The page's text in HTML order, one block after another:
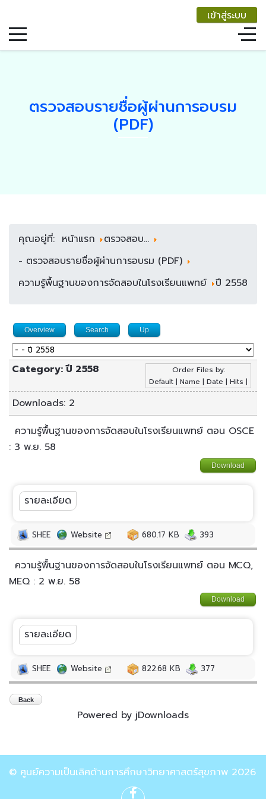
เข้าสู่ระบบ
ตรวจสอบรายชื่อผู้ผ่านการอบรม
(PDF)
คุณอยู่ที่: หน้าแรก
ตรวจสอบ...
- ตรวจสอบรายชื่อผู้ผ่านการอบรม (PDF)
ความรู้พื้นฐานของการจัดสอบในโรงเรียนแพทย์
ปี 2558
Overview Search Up
Category: ปี 2558
Order Files by:
Default | Name | Date | Hits |
Downloads: 2
ความรู้พื้นฐานของการจัดสอบในโรงเรียนแพทย์ ตอน OSCE
: 3 พ.ย. 58
Download
รายละเอียด
SHEE Website 680.17 KB 393
ความรู้พื้นฐานของการจัดสอบในโรงเรียนแพทย์ ตอน MCQ,
MEQ : 2 พ.ย. 58
Download
รายละเอียด
SHEE Website 822.68 KB 377
Back
Powered by jDownloads
© ศูนย์ความเป็นเลิศด้านการศึกษาวิทยาศาสตร์สุขภาพ 2026